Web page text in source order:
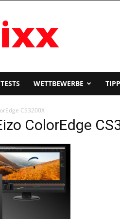
TESTS WETTBEWERBE
CS3200X
ColorEdge